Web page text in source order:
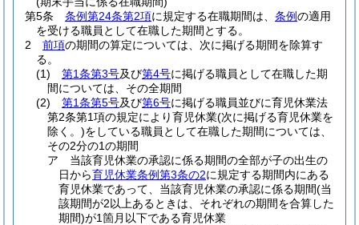
第5条
条例第24条第2項に規定する在職期間は、 条例の適用
を受ける職員として在職した期間とする。
2
前項の期間の算定については、次に掲げる期間を除算す
る。
(1)
第1条第3号及び第4号に掲げる職員として在職した期
間については、その全期間
(2)
第1条第5号及び第6号に掲げる職員並びに育児休業法
第2条第1項の規定により育児休業(次に掲げる育児休業を
除く。)をしている職員として在職した期間については、
その2分の1の期間
ア
当該育児休業の承認に係る期間の全部が子の出生の
日から育児休業条例第3条の2に規定する期間内にある
育児休業であって、当該育児休業の承認に係る期間(当
該期間が2以上あるときは、それぞれの期間を合算した
期間)が1箇月以下である育児休業